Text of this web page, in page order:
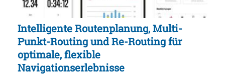
Intelligente Routenplanung, Multi-
Punkt-Routing und Re-Routing für
optimale, flexible
Navigationserlebnisse